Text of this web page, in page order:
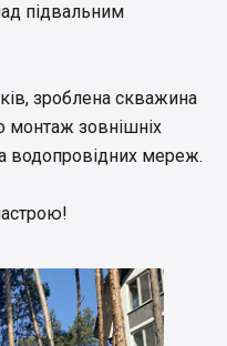
підвальним
зроблена скважина
монтаж зовнішніх
водопровідних мереж.